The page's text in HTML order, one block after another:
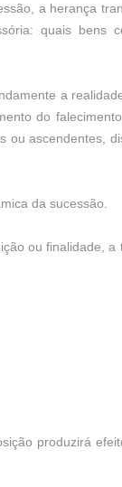
a herança
quais bens
a
do
ou ascendentes,
da sucessão.
ou finalidade,
produzirá